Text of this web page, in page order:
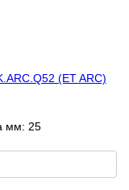
(ET ARC)
мм: 25